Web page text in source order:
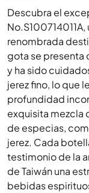
Descubra el
renombrada
gota se presenta
y ha sido
jerez fino, lo que
profundidad
exquisita mezcla
de especias,
jerez. Cada
testimonio de la
de Taiwán una
bebidas